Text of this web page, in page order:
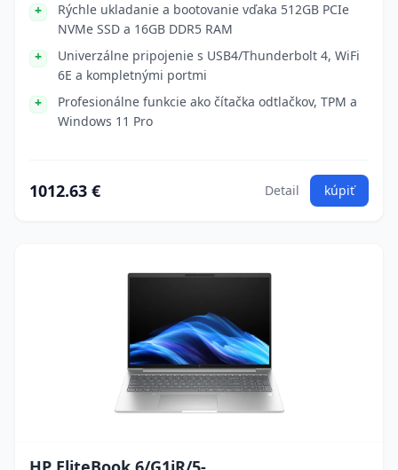
Rýchle ukladanie a bootovanie vďaka 512GB PCIe
NVMe SSD a 16GB DDR5 RAM
Univerzálne pripojenie s USB4/Thunderbolt 4, WiFi
6E a kompletnými portmi
Profesionálne funkcie ako čítačka odtlačkov, TPM a
Windows 11 Pro
1012.63 € Detail kúpiť